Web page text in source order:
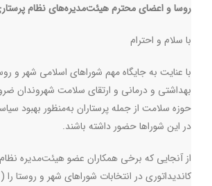
روسا و اعضای محترم هیئتمدیره‌های نظام
با سلام و احترام
با عنایت به جایگاه مهم شوراهای اسلامی شهر و
بهداشتی و درمانی و ارتقای سلامت شهروندان
حوزه سلامت از جمله پرستاران به‌منظور بهبود
در این شوراها حضور داشته باشند.
از آنجایی که برخی همکاران عضو هیئت‌مدیره